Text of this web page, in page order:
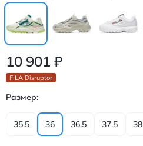
10 901 ₽
FILA Disruptor
Размер:
35.5 36 36.5 37.5 38